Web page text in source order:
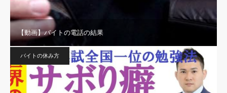
【動画】バイトの電話の結果
バイトの休み方